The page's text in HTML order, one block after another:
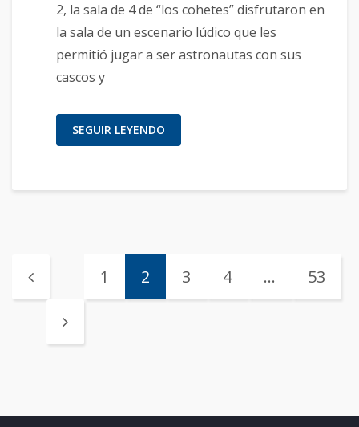
2, la sala de 4 de “los cohetes” disfrutaron en
la sala de un escenario lúdico que les
permitió jugar a ser astronautas con sus
cascos y
SEGUIR LEYENDO
1 2 3 4 … 53